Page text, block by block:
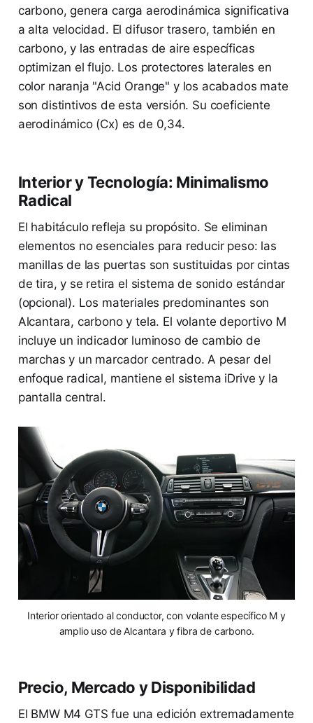
carbono, genera carga aerodinámica significativa
a alta velocidad. El difusor trasero, también en
carbono, y las entradas de aire específicas
optimizan el flujo. Los protectores laterales en
color naranja "Acid Orange" y los acabados mate
son distintivos de esta versión. Su coeficiente
aerodinámico (Cx) es de 0,34.
Interior y Tecnología: Minimalismo
Radical
El habitáculo refleja su propósito. Se eliminan
elementos no esenciales para reducir peso: las
manillas de las puertas son sustituidas por cintas
de tira, y se retira el sistema de sonido estándar
(opcional). Los materiales predominantes son
Alcantara, carbono y tela. El volante deportivo M
incluye un indicador luminoso de cambio de
marchas y un marcador centrado. A pesar del
enfoque radical, mantiene el sistema iDrive y la
pantalla central.
Interior orientado al conductor, con volante específico M y
amplio uso de Alcantara y fibra de carbono.
Precio, Mercado y Disponibilidad
El BMW M4 GTS fue una edición extremadamente